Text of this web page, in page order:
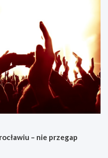
– nie przegap